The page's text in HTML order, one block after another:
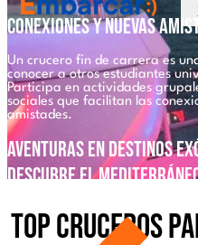
Conexiones y Nuevas
Un crucero fin de carrera es
conocer a otros estudiantes
Participa en actividades
sociales que facilitan las
amistades.
Aventuras en Destinos
Descubre el
Barcelona, Nápoles, Roma y
Disfruta de excursiones
Top cruceros